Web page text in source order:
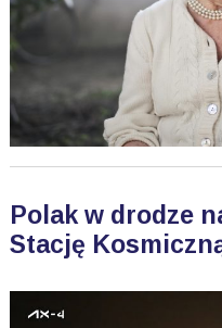
Polak w drodze
Stację